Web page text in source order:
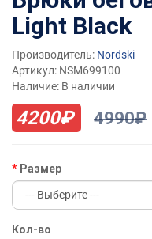
Light Black
Производитель: Nordski
Артикул: NSM699100
Наличие: В наличии
4200₽ 4990₽
Размер
Кол-во